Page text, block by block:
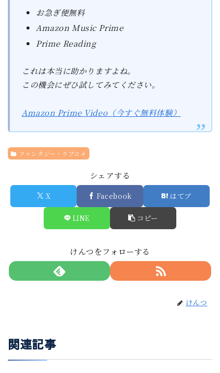
お急ぎ便無料
Amazon Music Prime
Prime Reading
これは本当に助かりますよね。
この機会にぜひ試してみてください。
Amazon Prime Video（今すぐ無料体験）
ファンタジー・ラブコメ
シェアする
X Facebook はてブ
LINE コピー
けんつをフォローする
けんつ
関連記事